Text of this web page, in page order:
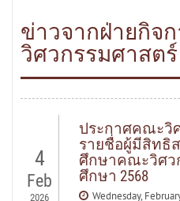
ข่าวจากฝ่ายกิจ
วิศวกรรมศาสตร์
4
Feb
2026
ประกาศคณะวิ
รายชื่อผู้มีสิท
ศึกษาคณะวิศว
ศึกษา 2568
Wednesday,